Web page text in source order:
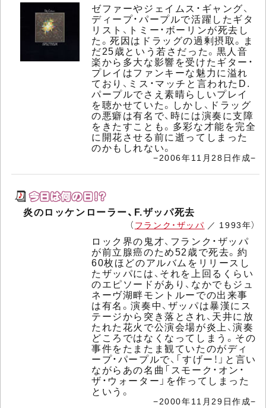
ゼファーやジェイムス・ギャング、
ディープ・パープルで活躍したギタ
リスト、トミー・ボーリンが死去し
た。死因はドラッグの過剰摂取。ま
だ25歳という若さだった。黒人音
楽から多大な影響を受けたギター・
プレイはファンキーな魅力に溢れ
ており、ミス・マッチと言われたD.
パープルでさえ素晴らしいプレイ
を聴かせていた。しかし、ドラッグ
の悪癖は有名で、時には演奏に支障
をきたすことも。多彩な才能を完全
に開花させる前に逝ってしまった
のかもしれない。
−2006年11月28日作成−
炎のロッケンローラー、F.ザッパ死去
（ フランク・ザッパ ／ 1993年）
ロック界の鬼才、フランク・ザッパ
が前立腺癌のため52歳で死去。約
60枚ほどのアルバムをリリースし
たザッパには、それを上回るくらい
のエピソードがあり、なかでもジュ
ネーヴ湖畔モントルーでの出来事
は有名。演奏中、ザッパは暴漢にス
テージから突き落とされ、天井に放
たれた花火で公演会場が炎上、演奏
どころではなくなってしまう。その
事件をたまたま観ていたのがディ
ープ・パープルで、「すげー！」と言い
ながらあの名曲「スモーク・オン・
ザ・ウォーター」を作ってしまった
という。
−2000年11月29日作成−